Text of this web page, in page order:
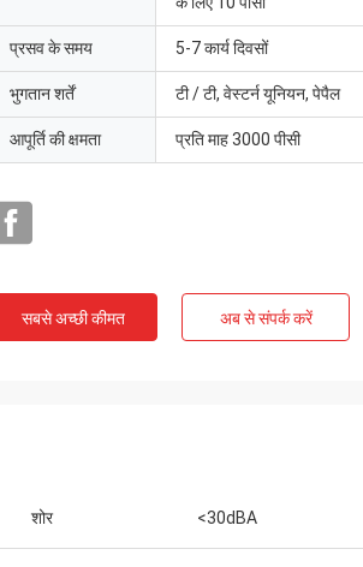
प्रसव के समय 5-7 कार्य दिवसों
भुगतान शर्तें टी / टी, वेस्टर्न यूनियन, पेपैल
आपूर्ति की क्षमता प्रति माह 3000 पीसी
सबसे अच्छी कीमत अब से संपर्क करें
शोर <30dBA